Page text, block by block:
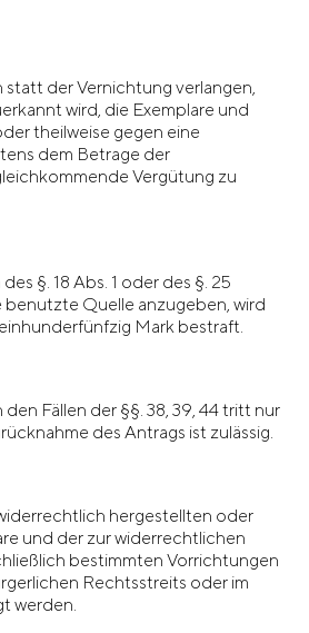
der Vernichtung verlangen,
wird, die Exemplare und
theilweise gegen eine
dem Betrage der
Vergütung zu
§. 18 Abs. 1 oder des §. 25
benutzte Quelle anzugeben, wird
Mark bestraft.
Fällen der §§. 38, 39, 44 tritt nur
des Antrags ist zulässig.
hergestellten oder
und der zur widerrechtlichen
bestimmten Vorrichtungen
Rechtsstreits oder im
werden.